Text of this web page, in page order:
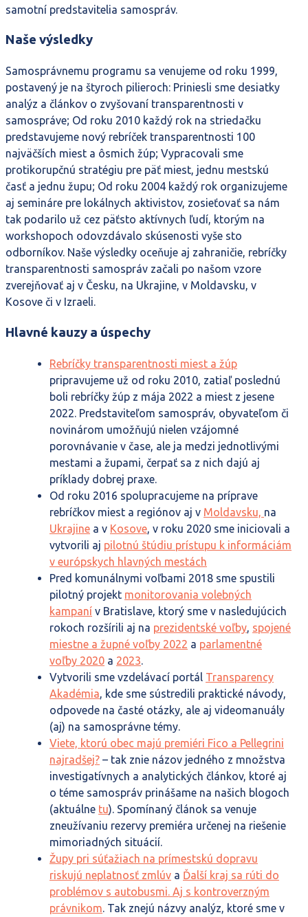
samotní predstavitelia samospráv.
Naše výsledky
Samosprávnemu programu sa venujeme od roku 1999,
postavený je na štyroch pilieroch: Priniesli sme desiatky
analýz a článkov o zvyšovaní transparentnosti v
samospráve; Od roku 2010 každý rok na striedačku
predstavujeme nový rebríček transparentnosti 100
najväčších miest a ôsmich žúp; Vypracovali sme
protikorupčnú stratégiu pre päť miest, jednu mestskú
časť a jednu župu; Od roku 2004 každý rok organizujeme
aj semináre pre lokálnych aktivistov, zosieťovať sa nám
tak podarilo už cez päťsto aktívnych ľudí, ktorým na
workshopoch odovzdávalo skúsenosti vyše sto
odborníkov. Naše výsledky oceňuje aj zahraničie, rebríčky
transparentnosti samospráv začali po našom vzore
zverejňovať aj v Česku, na Ukrajine, v Moldavsku, v
Kosove či v Izraeli.
Hlavné kauzy a úspechy
Rebríčky transparentnosti miest a žúp
pripravujeme už od roku 2010, zatiaľ poslednú
boli rebríčky žúp z mája 2022 a miest z jesene
2022. Predstaviteľom samospráv, obyvateľom či
novinárom umožňujú nielen vzájomné
porovnávanie v čase, ale ja medzi jednotlivými
mestami a župami, čerpať sa z nich dajú aj
príklady dobrej praxe.
Od roku 2016 spolupracujeme na príprave
rebríčkov miest a regiónov aj v Moldavsku, na
Ukrajine a v Kosove , v roku 2020 sme iniciovali a
vytvorili aj pilotnú štúdiu prístupu k informáciám
v európskych hlavných mestách
Pred komunálnymi voľbami 2018 sme spustili
pilotný projekt monitorovania volebných
kampaní v Bratislave, ktorý sme v nasledujúcich
rokoch rozšírili aj na prezidentské voľby spojené
miestne a župné voľby 2022 a parlamentné
voľby 2020 a 2023
Vytvorili sme vzdelávací portál Transparency
Akadémia , kde sme sústredili praktické návody,
odpovede na časté otázky, ale aj videomanuály
(aj) na samosprávne témy.
Viete, ktorú obec majú premiéri Fico a Pellegrini
najradšej? – tak znie názov jedného z množstva
investigatívnych a analytických článkov, ktoré aj
o téme samospráv prinášame na našich blogoch
(aktuálne tu). Spomínaný článok sa venuje
zneužívaniu rezervy premiéra určenej na riešenie
mimoriadných situácií.
Župy pri súťažiach na prímestskú dopravu
riskujú neplatnosť zmlúv a Ďalší kraj sa rúti do
problémov s autobusmi. Aj s kontroverzným
právnikom . Tak znejú názvy analýz, ktoré sme v